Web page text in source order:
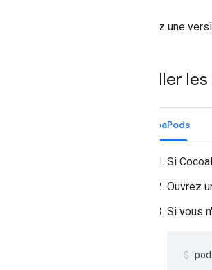
Installez une
Installer
CocoaPods
Si
Ouvrez
Si vous